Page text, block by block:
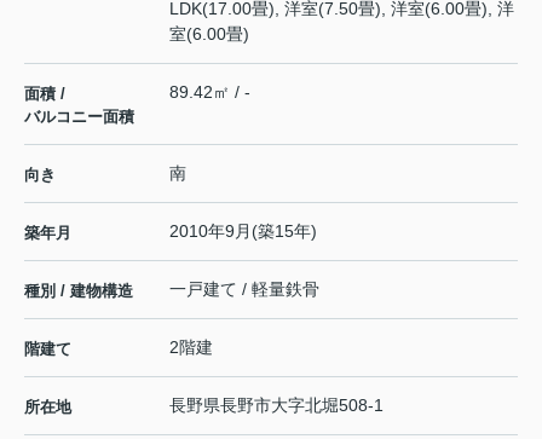
LDK(17.00畳), 洋室(7.50畳), 洋室(6.00畳), 洋
室(6.00畳)
面積 /
バルコニー面積
89.42㎡ / -
向き 南
築年月 2010年9月(築15年)
種別 / 建物構造 一戸建て / 軽量鉄骨
階建て 2階建
所在地 長野県長野市大字北堀508-1